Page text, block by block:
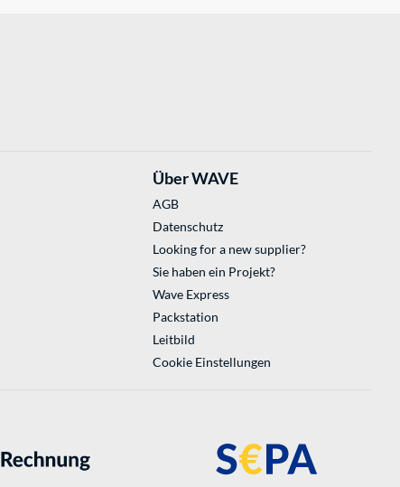
Über WAVE
AGB
Datenschutz
Looking for a new supplier?
Sie haben ein Projekt?
Wave Express
Packstation
Leitbild
Cookie Einstellungen